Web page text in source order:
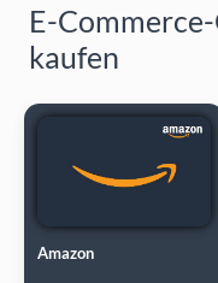
E-
kaufen
Amazon